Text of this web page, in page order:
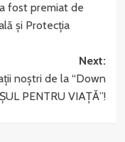
fost premiat de
şi Protecţia
Next:
noştri de la “Down
PENTRU VIAȚĂ”!